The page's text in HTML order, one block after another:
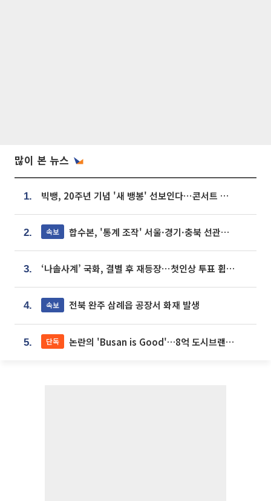
많이 본 뉴스
1. 빅뱅, 20주년 기념 '새 뱅봉' 선보인다⋯콘서트 앞두고 팝업 개최
2. 속보 합수본, '통계 조작' 서울·경기·충북 선관위 등 추가 압수수색
3. ‘나솔사계’ 국화, 결별 후 재등장⋯첫인상 투표 휩쓸고 ‘인기녀’ 등극
4. 속보 전북 완주 삼례읍 공장서 화재 발생
5. 단독 논란의 'Busan is Good'…8억 도시브랜드, 용산 대통령실 CI 업체가 수행